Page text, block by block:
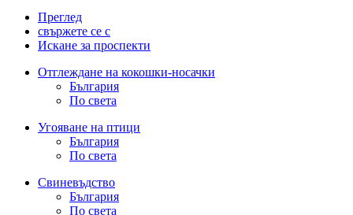
Преглед
свържете се с
Искане за проспекти
Отглеждане на кокошки-носачки
България
По света
Угояване на птици
България
По света
Свиневъдство
България
По света